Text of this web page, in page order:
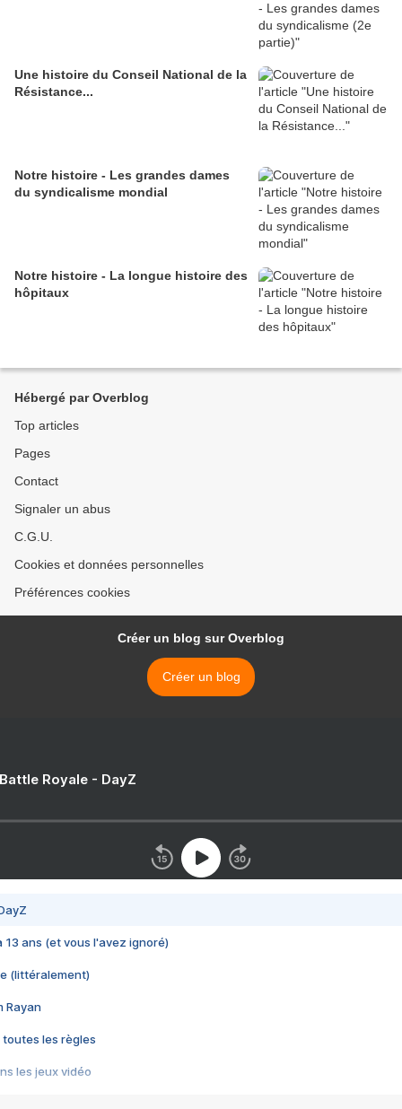
Une histoire du Conseil National de la
Résistance...
Notre histoire - Les grandes dames
du syndicalisme mondial
Notre histoire - La longue histoire des
hôpitaux
Hébergé par Overblog
Top articles
Pages
Contact
Signaler un abus
C.G.U.
Cookies et données personnelles
Préférences cookies
Créer un blog sur Overblog
Créer un blog
Royale - DayZ
13 ans (et vous l'avez ignoré)
(littéralement)
Rayan
toutes les règles
les jeux vidéo